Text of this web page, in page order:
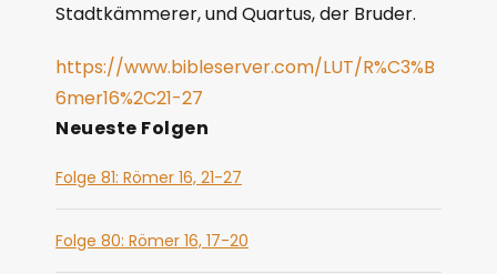
Stadtkämmerer, und Quartus, der Bruder.
https://www.bibleserver.com/LUT/R%C3%B
6mer16%2C21-27
Neueste Folgen
Folge 81: Römer 16, 21-27
Folge 80: Römer 16, 17-20